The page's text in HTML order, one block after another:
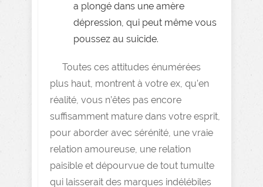
a plongé dans une amère
dépression, qui peut même vous
poussez au suicide.
Toutes ces attitudes énumérées
plus haut, montrent à votre ex, qu’en
réalité, vous n’êtes pas encore
suffisamment mature dans votre esprit,
pour aborder avec sérénité, une vraie
relation amoureuse, une relation
paisible et dépourvue de tout tumulte
qui laisserait des marques indélébiles